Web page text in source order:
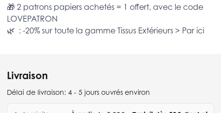
🎁 2 patrons papiers achetés = 1 offert, avec le code
LOVEPATRON
🌿 : -20% sur toute la gamme Tissus Extérieurs > Par ici
Livraison
Délai de livraison: 4 - 5 jours ouvrés environ